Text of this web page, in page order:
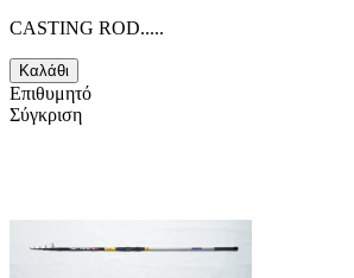
CASTING ROD.....
Καλάθι
Επιθυμητό
Σύγκριση